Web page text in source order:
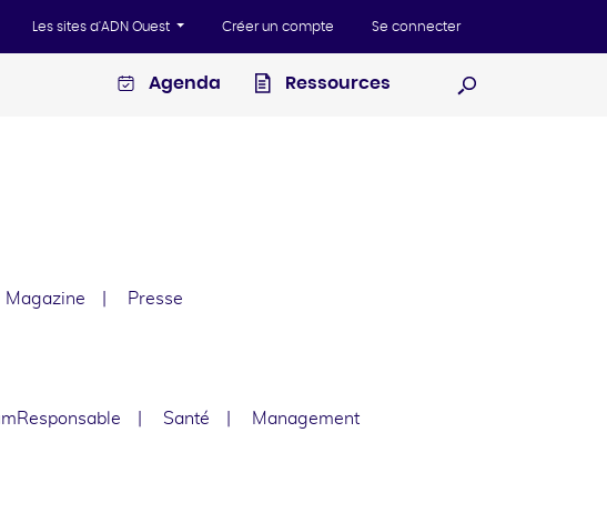
Les sites d'ADN Ouest Créer un compte Se connecter
Agenda
Ressources
Magazine Presse
Santé
Management